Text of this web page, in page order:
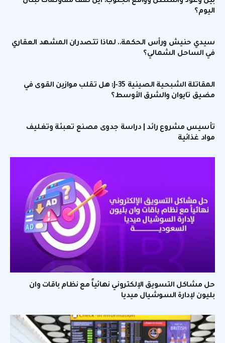
اليوم؟
سيدي حنيش ورأس الحكمة.. لماذا تتصدران المشهد العقاري
في الساحل الشمالي؟
المقاتلة الشبحية الصينية J-35: هل تقلب موازين القوى في
مضيق تايوان والشرق الأوسط؟
تأسيس مشروع رائد | دراسة جدوى مصنع تعبئة وتغليف
مواد غذائية
حل مشاكل التسويق الإلكتروني نهائياً مع نظام باقات وان
بليون لإدارة السوشيال ميديا